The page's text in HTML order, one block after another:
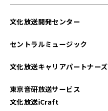
文化放送開発センター
セントラルミュージック
文化放送キャリアパートナーズ
東京音研放送サービス
文化放送iCraft